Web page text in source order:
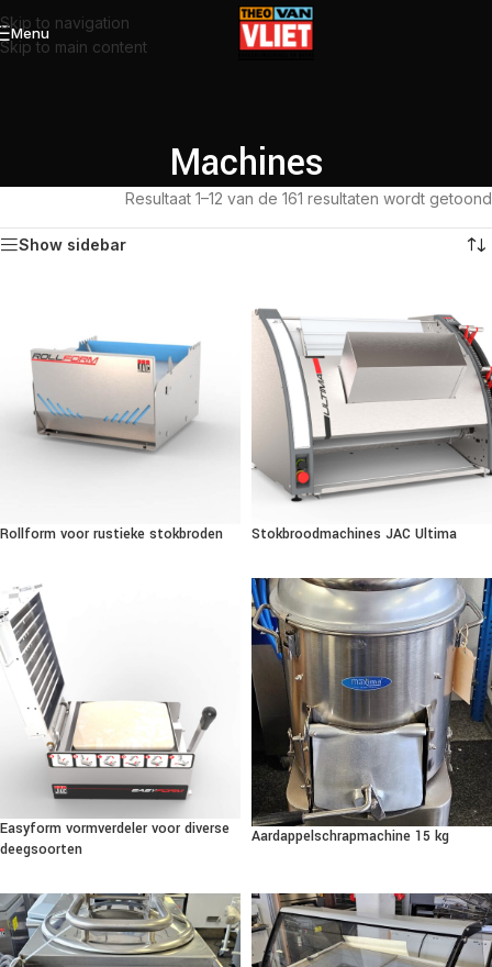
Skip to navigation
Skip to main content
Menu
Machines
Resultaat 1–12 van de 161 resultaten wordt getoond
Show sidebar
Rollform voor rustieke stokbroden Stokbroodmachines JAC Ultima
Easyform vormverdeler voor diverse
deegsoorten
Aardappelschrapmachine 15 kg